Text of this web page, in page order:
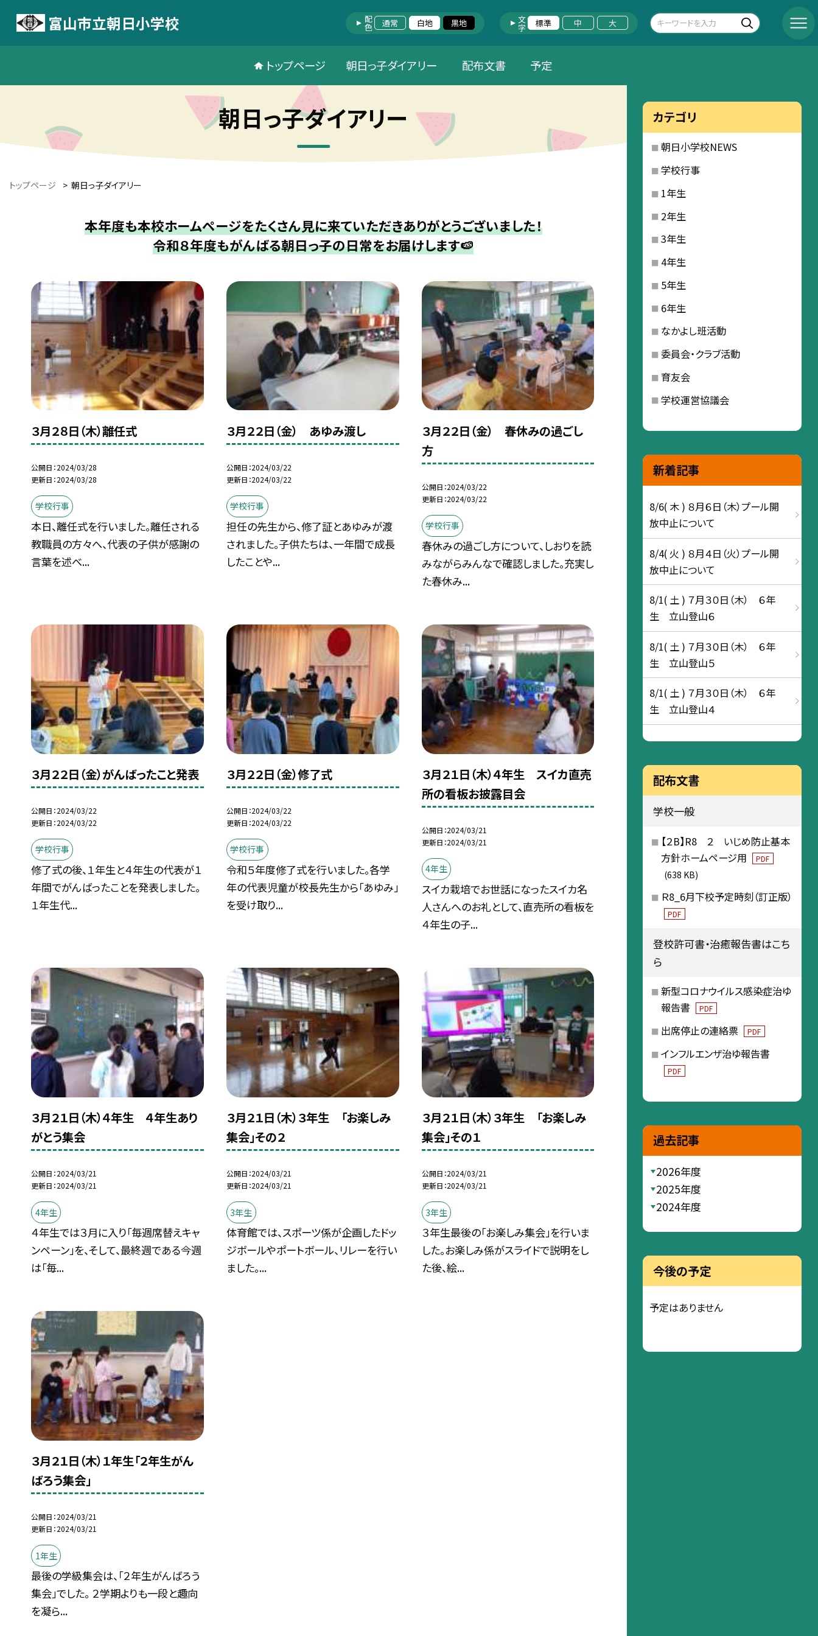
富山市立朝日小学校 配色 通常 白地 黒地 文字 標準 中 大
トップページ 朝日っ子ダイアリー 配布文書 予定
朝日っ子ダイアリー
トップページ > 朝日っ子ダイアリー
本年度も本校ホームページをたくさん見に来ていただきありがとうございました！
令和８年度もがんばる朝日っ子の日常をお届けします🍉
３月２８日（木）離任式
公開日 2024/03/28
更新日 2024/03/28
学校行事
本日、離任式を行いました。離任される
教職員の方々へ、代表の子供が感謝の
言葉を述べ...
３月２２日（金） あゆみ渡し
公開日 2024/03/22
更新日 2024/03/22
学校行事
担任の先生から、修了証とあゆみが渡
されました。子供たちは、一年間で成長
したことや...
３月２２日（金） 春休みの過ごし
方
公開日 2024/03/22
更新日 2024/03/22
学校行事
春休みの過ごし方について、しおりを読
みながらみんなで確認しました。充実し
た春休み...
３月２２日（金）がんばったこと発表
公開日 2024/03/22
更新日 2024/03/22
学校行事
修了式の後、１年生と４年生の代表が１
年間でがんばったことを発表しました。
１年生代...
３月２２日（金）修了式
公開日 2024/03/22
更新日 2024/03/22
学校行事
令和５年度修了式を行いました。各学
年の代表児童が校長先生から「あゆみ」
を受け取り...
３月２１日（木）４年生 スイカ直売
所の看板お披露目会
公開日 2024/03/21
更新日 2024/03/21
4年生
スイカ栽培でお世話になったスイカ名
人さんへのお礼として、直売所の看板を
４年生の子...
３月２１日（木）４年生 ４年生あり
がとう集会
公開日 2024/03/21
更新日 2024/03/21
4年生
４年生では３月に入り「毎週席替えキャ
ンペーン」を、そして、最終週である今週
は「毎...
３月２１日（木）３年生 「お楽しみ
集会」その２
公開日 2024/03/21
更新日 2024/03/21
3年生
体育館では、スポーツ係が企画したドッ
ジボールやポートボール、リレーを行い
ました。...
３月２１日（木）３年生 「お楽しみ
集会」その１
公開日 2024/03/21
更新日 2024/03/21
3年生
３年生最後の「お楽しみ集会」を行いま
した。お楽しみ係がスライドで説明をし
た後、絵...
３月２１日（木）１年生「２年生がん
ばろう集会」
公開日 2024/03/21
更新日 2024/03/21
1年生
最後の学級集会は、「２年生がんばろう
集会」でした。 ２学期よりも一段と趣向
を凝ら...
カテゴリ
朝日小学校NEWS
学校行事
1年生
2年生
3年生
4年生
5年生
6年生
なかよし班活動
委員会・クラブ活動
育友会
学校運営協議会
新着記事
8/6( 木 ) ８月６日（木）プール開
放中止について
8/4( 火 ) ８月４日（火）プール開
放中止について
8/1( 土 ) ７月３０日（木） ６年
生 立山登山６
8/1( 土 ) ７月３０日（木） ６年
生 立山登山５
8/1( 土 ) ７月３０日（木） ６年
生 立山登山４
配布文書
学校一般
【２B】R8 ２ いじめ防止基本
方針ホームページ用
PDF
(638 KB)
Ｒ8_6月下校予定時刻（訂正版）
PDF
登校許可書・治癒報告書はこち
ら
新型コロナウイルス感染症治ゆ
報告書
PDF
出席停止の連絡票 PDF
インフルエンザ治ゆ報告書
PDF
過去記事
2026年度
2025年度
2024年度
今後の予定
予定はありません